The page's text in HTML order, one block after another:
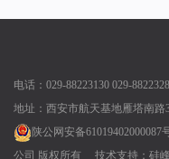
电话：029-88223130 029-
地址：西安市航天基地雁塔南路
陕公网安备61019402000087
公司 版权所有
技术支持： 硅